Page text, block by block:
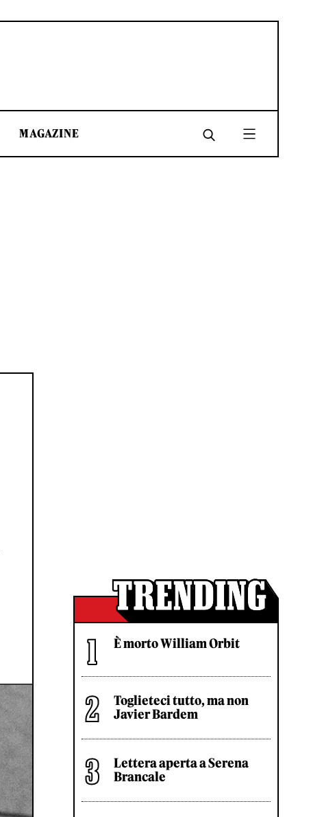
MAGAZINE
È morto William Orbit
Toglieteci tutto, ma non
Javier Bardem
Lettera aperta a Serena
Brancale